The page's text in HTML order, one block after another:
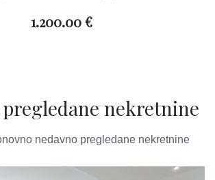
1.200.00 €
pregledane nekretnine
nedavno pregledane nekretnine